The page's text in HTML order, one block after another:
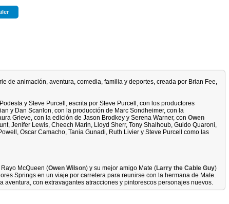
de animación, aventura, comedia, familia y deportes, creada por Brian Fee,
y Steve Purcell, escrita por Steve Purcell, con los productores
y Dan Scanlon, con la producción de Marc Sondheimer, con la
Grieve, con la edición de Jason Brodkey y Serena Warner, con Owen
Jenifer Lewis, Cheech Marin, Lloyd Sherr, Tony Shalhoub, Guido Quaroni,
Oscar Camacho, Tania Gunadi, Ruth Livier y Steve Purcell como las
McQueen (Owen Wilson) y su mejor amigo Mate (Larry the Cable Guy)
Springs en un viaje por carretera para reunirse con la hermana de Mate.
aventura, con extravagantes atracciones y pintorescos personajes nuevos.